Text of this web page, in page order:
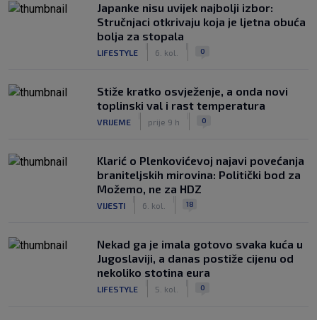
Japanke nisu uvijek najbolji izbor:
Stručnjaci otkrivaju koja je ljetna obuća
bolja za stopala
LIFESTYLE 6. kol. 0
Stiže kratko osvježenje, a onda novi
toplinski val i rast temperatura
VRIJEME prije 9 h 0
Klarić o Plenkovićevoj najavi povećanja
braniteljskih mirovina: Politički bod za
Možemo, ne za HDZ
VIJESTI 6. kol. 18
Nekad ga je imala gotovo svaka kuća u
Jugoslaviji, a danas postiže cijenu od
nekoliko stotina eura
LIFESTYLE 5. kol. 0